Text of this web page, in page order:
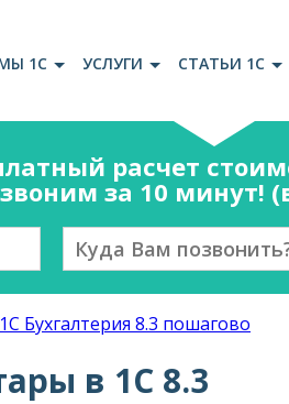
1С УСЛУГИ СТАТЬИ 1С
расчет
за 10 минут!
1С Бухгалтерия 8.3 пошагово
в 1С 8.3